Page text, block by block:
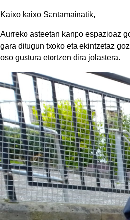
Kaixo kaixo Santamainatik,
Aurreko asteetan kanpo espazioaz
gara ditugun txoko eta ekintzetaz
oso gustura etortzen dira jolastera.